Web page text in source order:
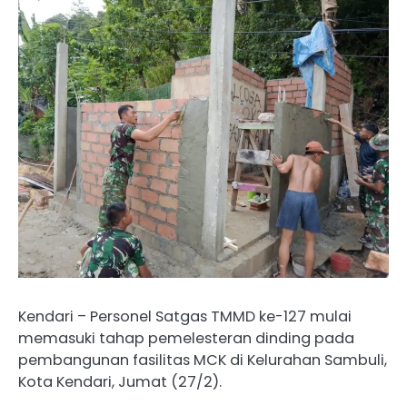
Kendari – Personel Satgas TMMD ke-127 mulai
memasuki tahap pemelesteran dinding pada
pembangunan fasilitas MCK di Kelurahan Sambuli,
Kota Kendari, Jumat (27/2).